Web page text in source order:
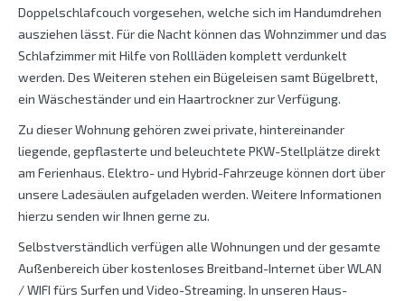
Doppelschlafcouch vorgesehen, welche sich im Handumdrehen
ausziehen lässt. Für die Nacht können das Wohnzimmer und das
Schlafzimmer mit Hilfe von Rollläden komplett verdunkelt
werden. Des Weiteren stehen ein Bügeleisen samt Bügelbrett,
ein Wäscheständer und ein Haartrockner zur Verfügung.
Zu dieser Wohnung gehören zwei private, hintereinander
liegende, gepflasterte und beleuchtete PKW-Stellplätze direkt
am Ferienhaus. Elektro- und Hybrid-Fahrzeuge können dort über
unsere Ladesäulen aufgeladen werden. Weitere Informationen
hierzu senden wir Ihnen gerne zu.
Selbstverständlich verfügen alle Wohnungen und der gesamte
Außenbereich über kostenloses Breitband-Internet über WLAN
/ WIFI fürs Surfen und Video-Streaming. In unseren Haus-